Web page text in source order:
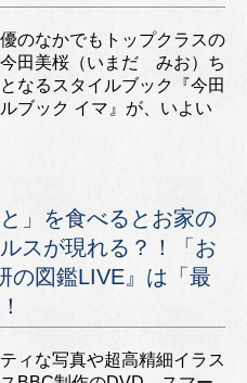
のなかでもトップクラスの
今田美桜（いまだ みお）ち
なるスタイルブック『今田
ブック イマ』が、いよい
」を食べるとお家の
スが現れる？！「お
の図鑑LIVE』は「最
ィな写真や超高精細イラス